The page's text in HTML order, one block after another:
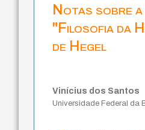
Notas sobre a
"Filosofia da
de Hegel
Vinícius dos Santos
Universidade Federal da